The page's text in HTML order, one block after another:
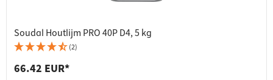
Soudal Houtlijm PRO 40P D4, 5 kg
(2)
66.42 EUR*